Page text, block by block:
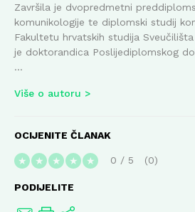
Završila je dvopredmetni
komunikologije te diplomski studij
Fakultetu hrvatskih studija
je doktorandica Poslijediplomskog
...
Više o autoru
OCIJENITE ČLANAK
★ ★ ★ ★ ★ 0 / 5 0
PODIJELITE